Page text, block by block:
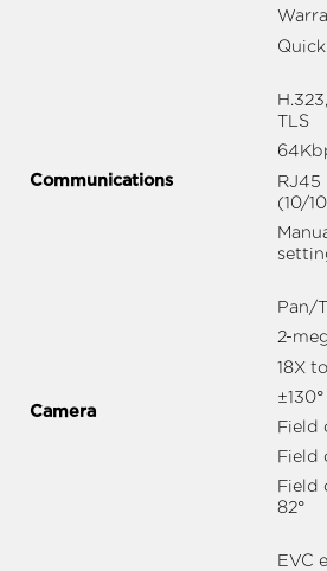
Communications
TLS
RJ45
(10/
Camera
Pan/
2-
18X
Field
Field
Field
82°
EVC